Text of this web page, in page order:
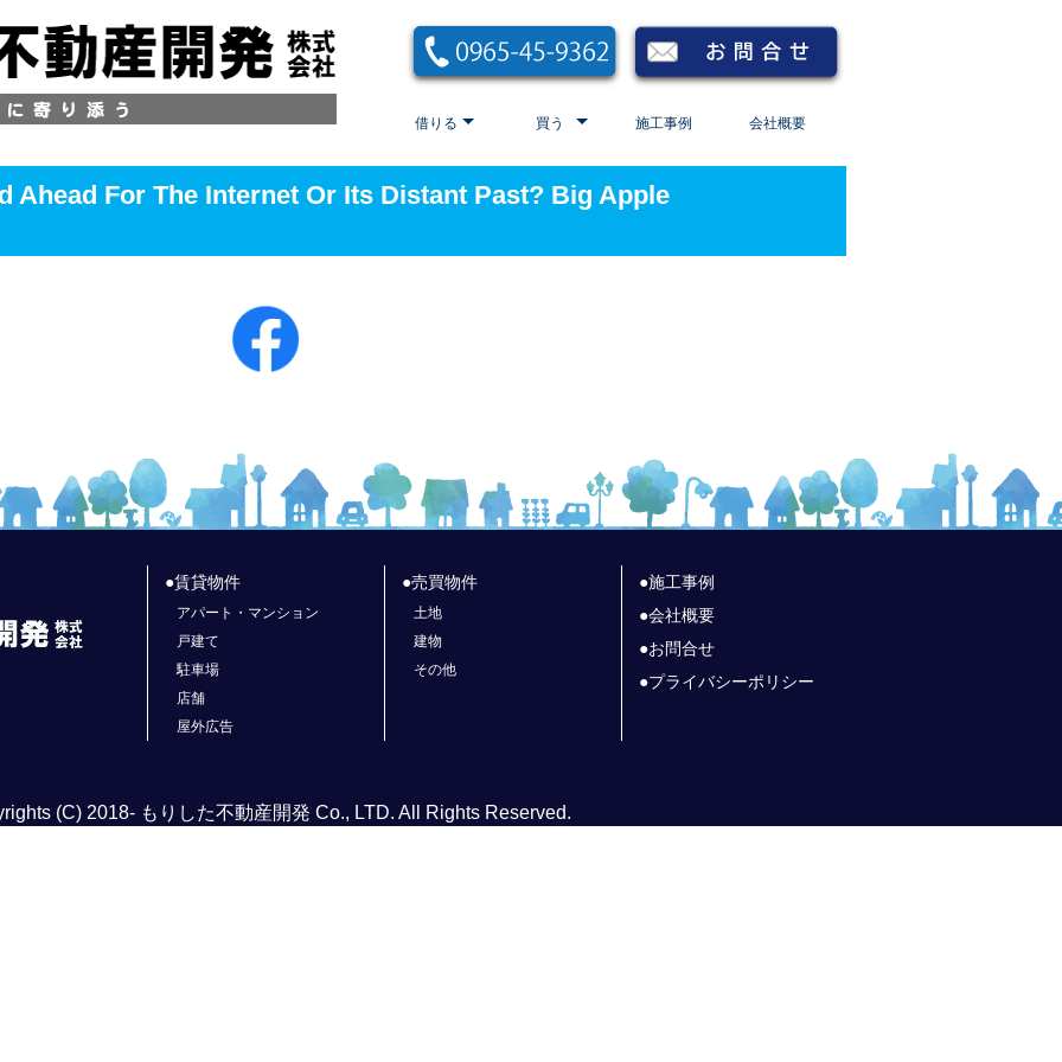
借りる 買う 施工事例 会社概要
Ahead For The Internet Or Its Distant Past? Big Apple
賃貸物件
アパート・マンション
戸建て
駐車場
店舗
屋外広告
売買物件
土地
建物
その他
施工事例
会社概要
お問合せ
プライバシーポリシー
(C) 2018- もりした不動産開発 Co., LTD. All Rights Reserved.